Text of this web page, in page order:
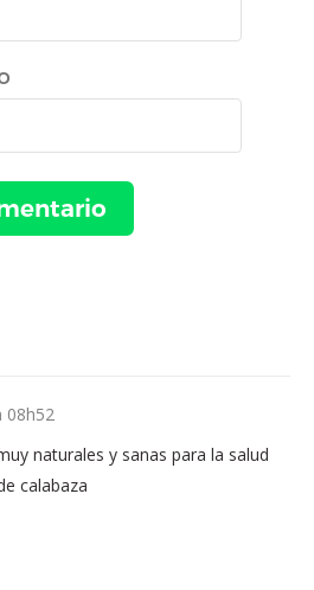
08h52
naturales y sanas para la salud
calabaza